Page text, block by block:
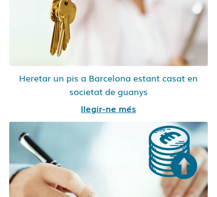
Heretar un pis a Barcelona estant casat en
societat de guanys
llegir-ne més